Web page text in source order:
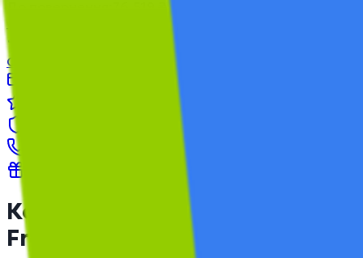
Отримати гроші
Оформити
Контактна інформація МФО
FreeStyle Credit